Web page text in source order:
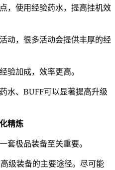
，使用经验药水，提高挂机效
动，很多活动会提供丰厚的经
验加成，效率更高。
水、BUFF可以显著提高升级
精炼
套极品装备至关重要。
级装备的主要途径。尽可能